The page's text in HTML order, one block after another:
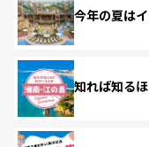
今年の夏は
知れば知る